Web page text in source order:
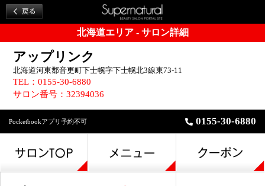
北海道エリア - サロン詳細
アップリンク
北海道河東郡音更町下士幌字下士幌北3線東73-11
TEL：0155-30-6880
サロン番号：32394036
Pocketbookアプリ予約不可 0155-30-6880